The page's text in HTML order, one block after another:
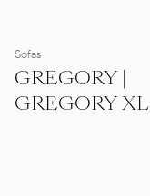
Sofas
GREGORY |
GREGORY XL